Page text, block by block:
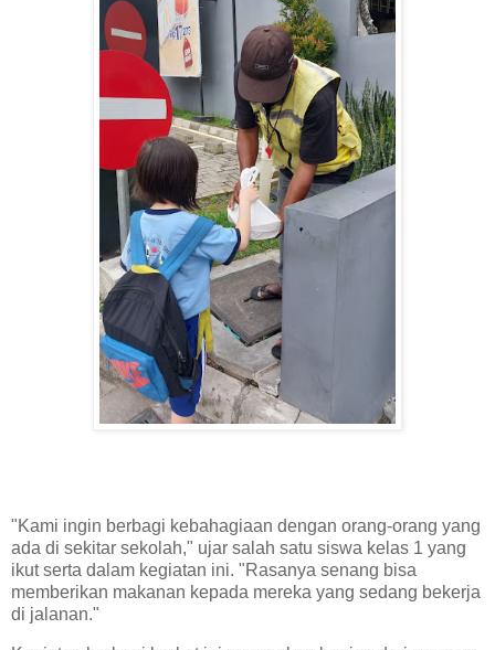
"Kami ingin berbagi kebahagiaan dengan orang-orang yang
ada di sekitar sekolah," ujar salah satu siswa kelas 1 yang
ikut serta dalam kegiatan ini. "Rasanya senang bisa
memberikan makanan kepada mereka yang sedang bekerja
di jalanan."